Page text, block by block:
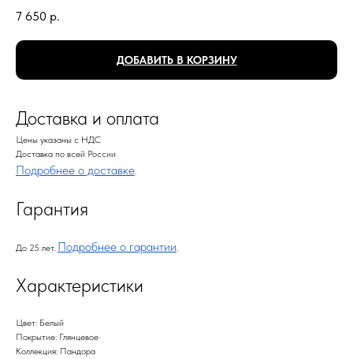
7 650 р.
ДОБАВИТЬ В КОРЗИНУ
Доставка и оплата
Цены указаны с НДС
Доставка по всей России
Подробнее о доставке.
Гарантия
До 25 лет. Подробнее о гарантии.
Характеристики
Цвет: Белый
Покрытие: Глянцевое
Коллекция: Пандора